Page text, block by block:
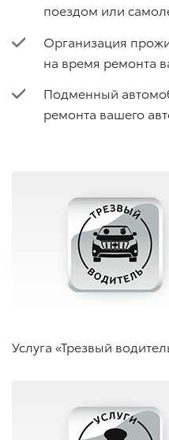
поездом или
Организация
на время ремонта
Подменный
ремонта вашего
Услуга «Трезвый